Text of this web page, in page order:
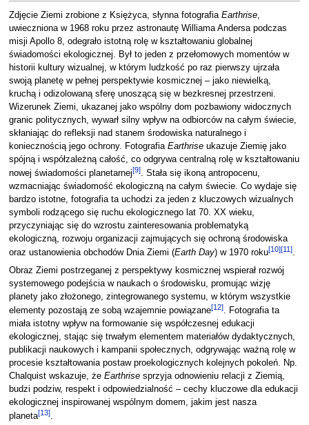
Zdjęcie Ziemi zrobione z Księżyca, słynna fotografia Earthrise,
uwieczniona w 1968 roku przez astronautę Williama Andersa podczas
misji Apollo 8, odegrało istotną rolę w kształtowaniu globalnej
świadomości ekologicznej. Był to jeden z przełomowych momentów w
historii kultury wizualnej, w którym ludzkość po raz pierwszy ujrzała
swoją planetę w pełnej perspektywie kosmicznej – jako niewielką,
kruchą i odizolowaną sferę unoszącą się w bezkresnej przestrzeni.
Wizerunek Ziemi, ukazanej jako wspólny dom pozbawiony widocznych
granic politycznych, wywarł silny wpływ na odbiorców na całym świecie,
skłaniając do refleksji nad stanem środowiska naturalnego i
koniecznością jego ochrony. Fotografia Earthriseukazuje Ziemię jako
spójną i współzależną całość, co odgrywa centralną rolę w kształtowaniu
nowej świadomości planetarnej[9]. Stała się ikoną antropocenu,
wzmacniając świadomość ekologiczną na całym świecie. Co wydaje się
bardzo istotne, fotografia ta uchodzi za jeden z kluczowych wizualnych
symboli rodzącego się ruchu ekologicznego lat 70. XX wieku,
przyczyniając się do wzrostu zainteresowania problematyką
ekologiczną, rozwoju organizacji zajmujących się ochroną środowiska
oraz ustanowienia obchodów Dnia Ziemi (Earth Day) w 1970 roku[10][11].
Obraz Ziemi postrzeganej z perspektywy kosmicznej wspierał rozwój
systemowego podejścia w naukach o środowisku, promując wizję
planety jako złożonego, zintegrowanego systemu, w którym wszystkie
elementy pozostają ze sobą wzajemnie powiązane[12]. Fotografia ta
miała istotny wpływ na formowanie się współczesnej edukacji
ekologicznej, stając się trwałym elementem materiałów dydaktycznych,
publikacji naukowych i kampanii społecznych, odgrywając ważną rolę w
procesie kształtowania postaw proekologicznych kolejnych pokoleń. Np.
Chalquist wskazuje, że Earthrisesprzyja odnowieniu relacji z Ziemią,
budzi podziw, respekt i odpowiedzialność – cechy kluczowe dla edukacji
ekologicznej inspirowanej wspólnym domem, jakim jest nasza
planeta[13].